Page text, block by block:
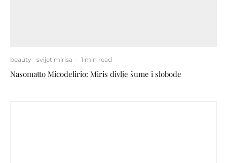
beauty svijet mirisa · 1 min read
Nasomatto Micodelirio: Miris divlje šume i slobode